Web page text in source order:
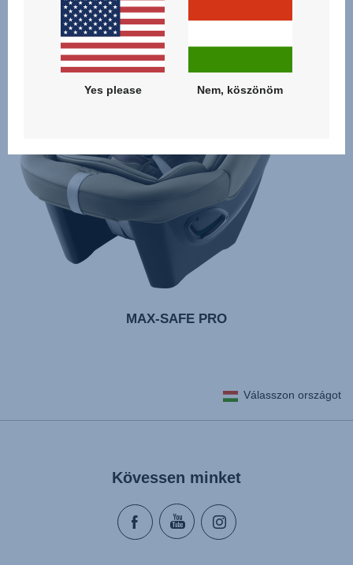
MAX-SAFE PRO
Válasszon országot
Kövessen minket
Yes please Nem, köszönöm